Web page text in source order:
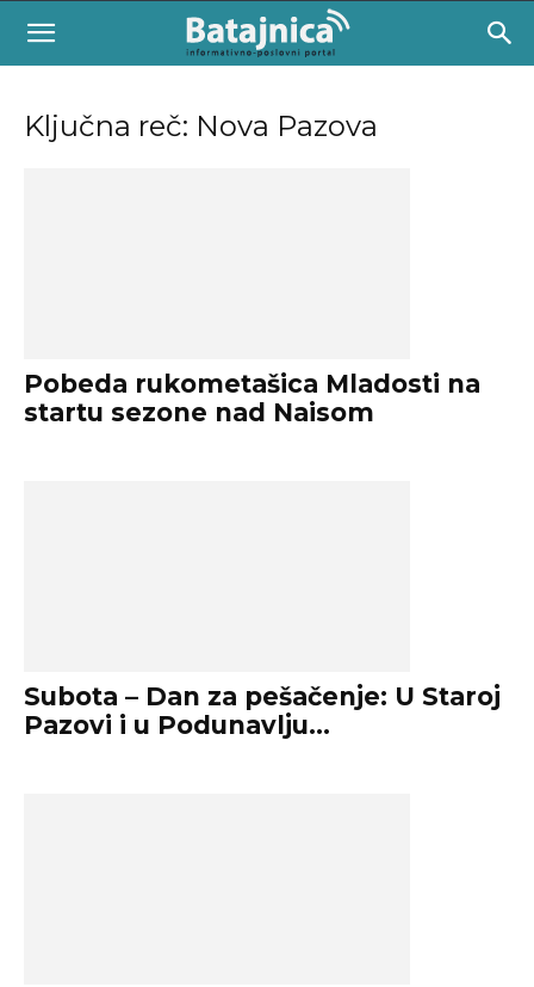
Ključna reč: Nova Pazova
Pobeda rukometašica Mladosti na
startu sezone nad Naisom
Subota – Dan za pešačenje: U Staroj
Pazovi i u Podunavlju...